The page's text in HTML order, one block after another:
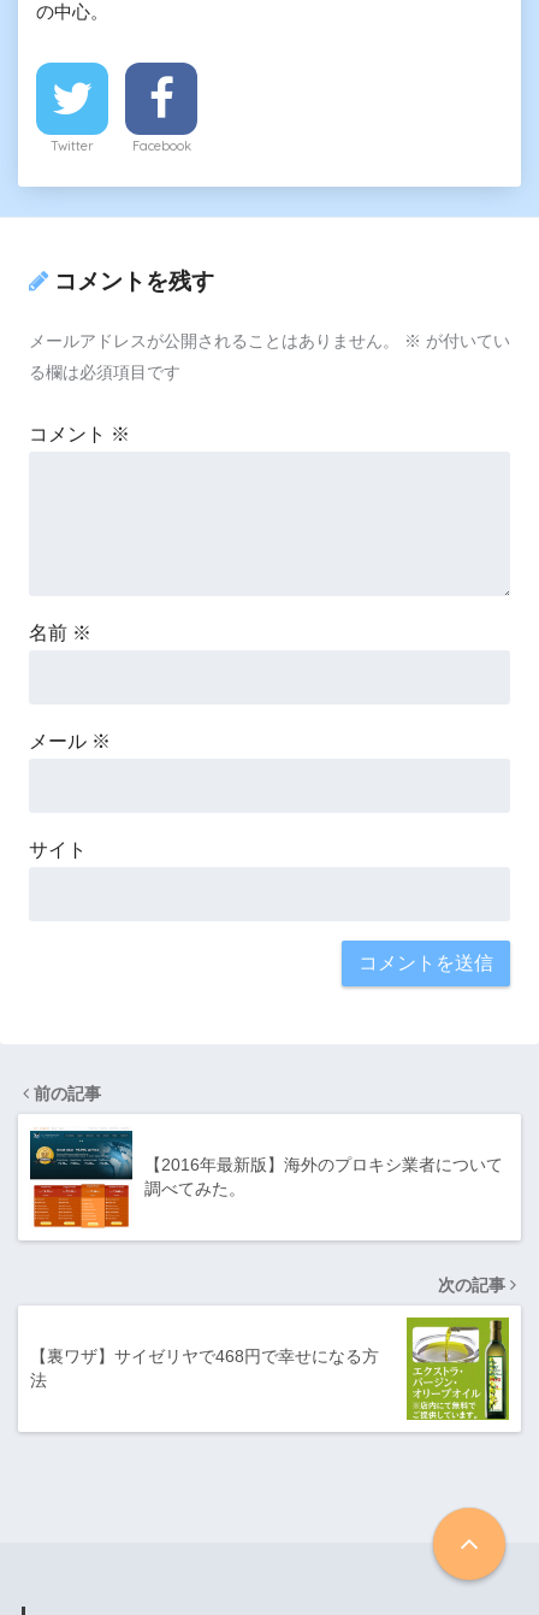
の中心。
Twitter Facebook
コメントを残す
メールアドレスが公開されることはありません。 ※ が付いてい
る欄は必須項目です
コメント ※
名前 ※
メール ※
サイト
前の記事
【2016年最新版】海外のプロキシ業者について
調べてみた。
次の記事
【裏ワザ】サイゼリヤで468円で幸せになる方
法